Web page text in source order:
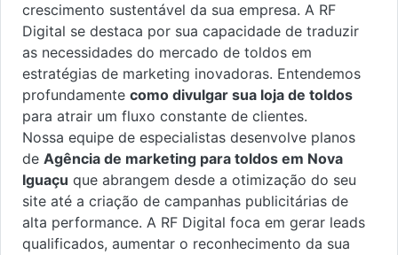
crescimento sustentável da sua empresa. A RF
Digital se destaca por sua capacidade de traduzir
as necessidades do mercado de toldos em
estratégias de marketing inovadoras. Entendemos
profundamente como divulgar sua loja de toldos
para atrair um fluxo constante de clientes.
Nossa equipe de especialistas desenvolve planos
de Agência de marketing para toldos em Nova
Iguaçu que abrangem desde a otimização do seu
site até a criação de campanhas publicitárias de
alta performance. A RF Digital foca em gerar leads
qualificados, aumentar o reconhecimento da sua